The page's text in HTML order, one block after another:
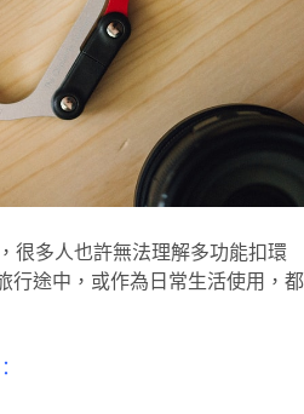
很多人也許無法理解多功能扣環
行途中，或作為日常生活使用，都